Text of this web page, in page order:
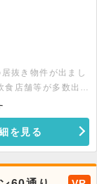
抜き物件が出まし
食店舗等が多数出店
状況です。現在は1
。1階には冷凍冷
た状態でのお引渡
務所仕様でお引渡
。なかなか出ない山
お問い合わせ下さ
を見る